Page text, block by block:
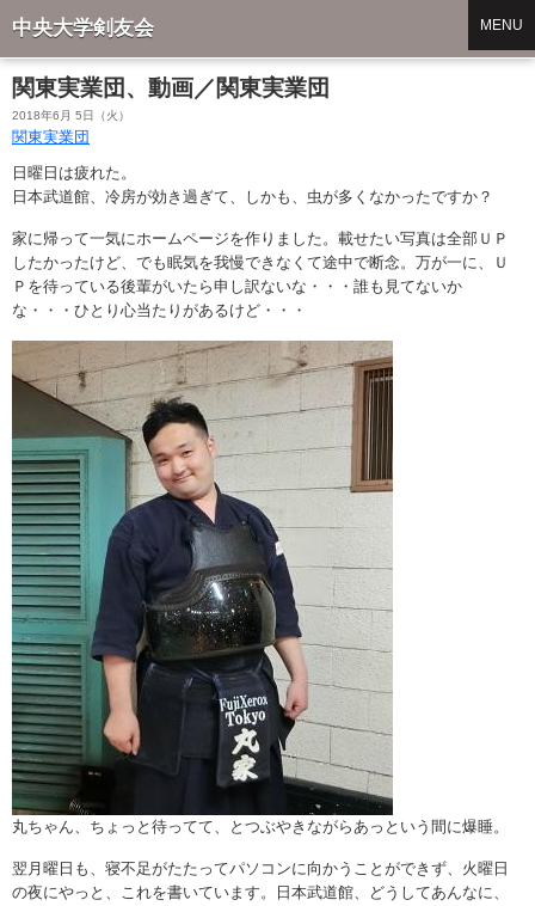
中央大学剣友会 MENU
関東実業団、動画／関東実業団
2018年6月 5日（火）
関東実業団
日曜日は疲れた。
日本武道館、冷房が効き過ぎて、しかも、虫が多くなかったですか？
家に帰って一気にホームページを作りました。載せたい写真は全部ＵＰ
したかったけど、でも眠気を我慢できなくて途中で断念。万が一に、Ｕ
Ｐを待っている後輩がいたら申し訳ないな・・・誰も見てないか
な・・・ひとり心当たりがあるけど・・・
丸ちゃん、ちょっと待ってて、とつぶやきながらあっという間に爆睡。
翌月曜日も、寝不足がたたってパソコンに向かうことができず、火曜日
の夜にやっと、これを書いています。日本武道館、どうしてあんなに、